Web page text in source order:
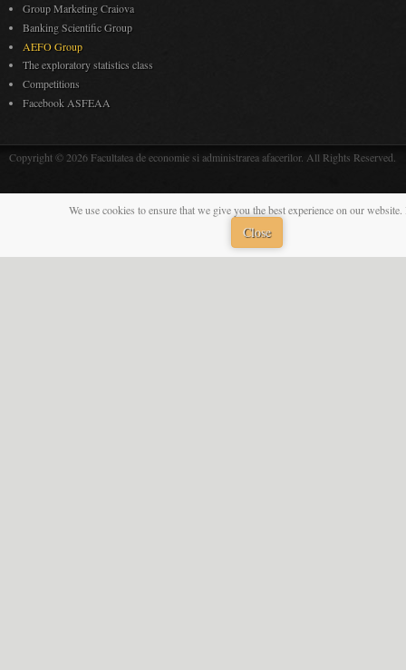
Group Marketing Craiova
Banking Scientific Group
AEFO Group
The exploratory statistics class
Competitions
Facebook ASFEAA
Copyright © 2026 Facultatea de economie si administrarea afacerilor. All Rights Reserved.
We use cookies to ensure that we give you the best experience on our
Close